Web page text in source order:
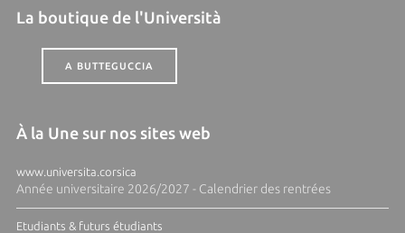
La boutique de l'Università
A BUTTEGUCCIA
À la Une sur nos sites web
www.universita.corsica
Année universitaire 2026/2027 - Calendrier des rentrées
Etudiants & futurs étudiants